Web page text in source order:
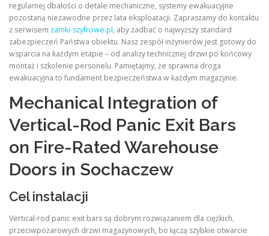
regularnej dbałości o detale mechaniczne, systemy ewakuacyjne
pozostaną niezawodne przez lata eksploatacji. Zapraszamy do kontaktu
z serwisem zamki-szyfrowe.pl, aby zadbać o najwyższy standard
zabezpieczeń Państwa obiektu. Nasz zespół inżynierów jest gotowy do
wsparcia na każdym etapie – od analizy technicznej drzwi po końcowy
montaż i szkolenie personelu. Pamiętajmy, że sprawna droga
ewakuacyjna to fundament bezpieczeństwa w każdym magazynie.
Mechanical Integration of
Vertical-Rod Panic Exit Bars
on Fire-Rated Warehouse
Doors in Sochaczew
Cel instalacji
Vertical-rod panic exit bars są dobrym rozwiązaniem dla ciężkich,
przeciwpożarowych drzwi magazynowych, bo łączą szybkie otwarcie